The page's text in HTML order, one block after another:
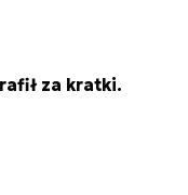
za kratki.